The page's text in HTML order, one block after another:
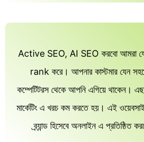
Active SEO, AI SEO করবো আমরা
rank করে। আপনার কাস্টমার যেন
কম্পেটিটরস থেকে আপনি এগিয়ে থাকেন।
মার্কেটিং এ খরচ কম করতে হয়। এই
ব্র্যান্ড হিসেবে অনলাইন এ প্রতিষ্ঠিত